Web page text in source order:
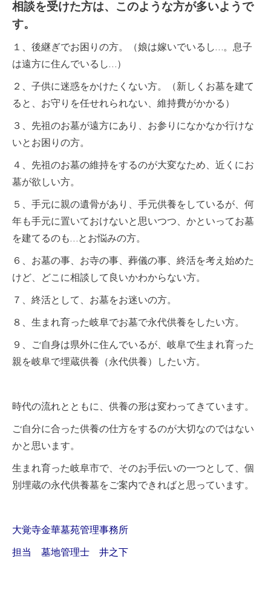
相談を受けた方は、このような方が多いようで
す。
１、後継ぎでお困りの方。（娘は嫁いでいるし…。息子
は遠方に住んでいるし…）
２、子供に迷惑をかけたくない方。（新しくお墓を建て
ると、お守りを任せれられない、維持費がかかる）
３、先祖のお墓が遠方にあり、お参りになかなか行けな
いとお困りの方。
４、先祖のお墓の維持をするのが大変なため、近くにお
墓が欲しい方。
５、手元に親の遺骨があり、手元供養をしているが、何
年も手元に置いておけないと思いつつ、かといってお墓
を建てるのも…とお悩みの方。
６、お墓の事、お寺の事、葬儀の事、終活を考え始めた
けど、どこに相談して良いかわからない方。
７、終活として、お墓をお迷いの方。
８、生まれ育った岐阜でお墓で永代供養をしたい方。
９、ご自身は県外に住んでいるが、岐阜で生まれ育った
親を岐阜で埋蔵供養（永代供養）したい方。
時代の流れとともに、供養の形は変わってきています。
ご自分に合った供養の仕方をするのが大切なのではない
かと思います。
生まれ育った岐阜市で、そのお手伝いの一つとして、個
別埋蔵の永代供養墓をご案内できればと思っています。
大覚寺金華墓苑管理事務所
担当 墓地管理士 井之下